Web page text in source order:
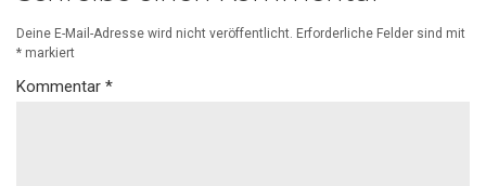
Deine E-Mail-Adresse wird nicht veröffentlicht. Erforderliche Felder sind mit
* markiert
Kommentar *